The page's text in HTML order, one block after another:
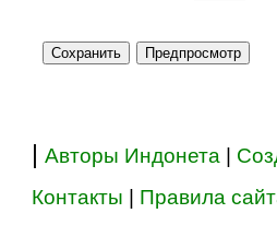
|Авторы Индонета
Контакты Правила